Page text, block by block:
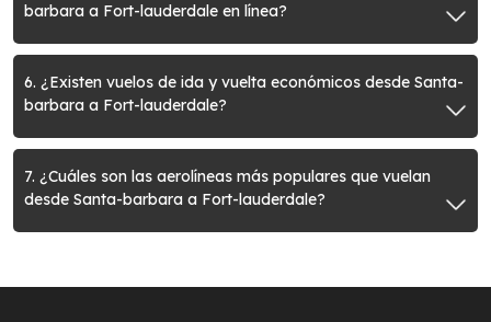
barbara a Fort-lauderdale en línea?
6. ¿Existen vuelos de ida y vuelta económicos desde Santa-
barbara a Fort-lauderdale?
7. ¿Cuáles son las aerolíneas más populares que vuelan
desde Santa-barbara a Fort-lauderdale?